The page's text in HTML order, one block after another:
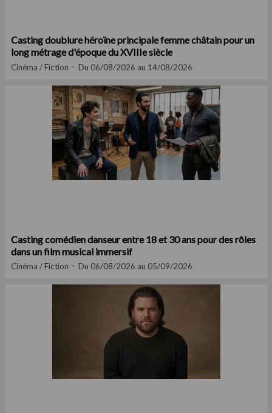
Casting doublure héroïne principale femme châtain pour un
long métrage d'époque du XVIIIe siècle
Cinéma / Fiction Du 06/08/2026 au 14/08/2026
Casting comédien danseur entre 18 et 30 ans pour des rôles
dans un film musical immersif
Cinéma / Fiction Du 06/08/2026 au 05/09/2026